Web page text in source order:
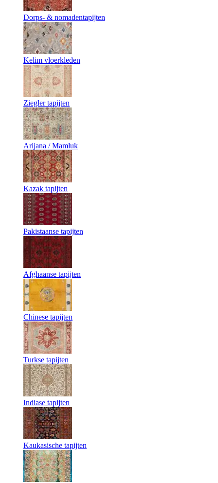
Dorps- & nomadentapijten
Kelim vloerkleden
Ziegler tapijten
Arijana / Mamluk
Kazak tapijten
Pakistaanse tapijten
Afghaanse tapijten
Chinese tapijten
Turkse tapijten
Indiase tapijten
Kaukasische tapijten